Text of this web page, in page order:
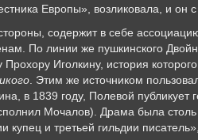
Европы», возликовала, и
содержит в себе
По линии же пушкинского
Иголкину, история
. Этим же источником
в 1839 году, Полевой публикует
Мочалов). Драма была
купец и третьей гильдии